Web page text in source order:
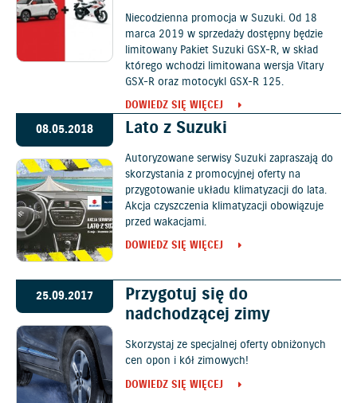
Niecodzienna promocja w Suzuki. Od 18
marca 2019 w sprzedaży dostępny będzie
limitowany Pakiet Suzuki GSX-R, w skład
którego wchodzi limitowana wersja Vitary
GSX-R oraz motocykl GSX-R 125.
DOWIEDZ SIĘ WIĘCEJ
08.05.2018 Lato z Suzuki
Autoryzowane serwisy Suzuki zapraszają do
skorzystania z promocyjnej oferty na
przygotowanie układu klimatyzacji do lata.
Akcja czyszczenia klimatyzacji obowiązuje
przed wakacjami.
DOWIEDZ SIĘ WIĘCEJ
25.09.2017
Przygotuj się do
nadchodzącej zimy
Skorzystaj ze specjalnej oferty obniżonych
cen opon i kół zimowych!
DOWIEDZ SIĘ WIĘCEJ